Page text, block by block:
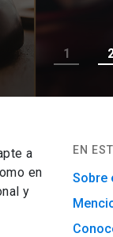
1
a
en
y
EN
Sobre